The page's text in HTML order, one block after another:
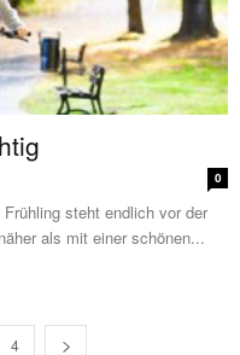
0
steht endlich vor der
als mit einer schönen...
4